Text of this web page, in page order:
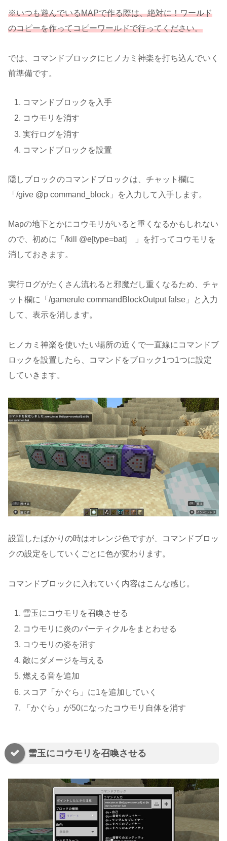
※いつも遊んでいるMAPで作る際は、絶対に！ワールド
のコピーを作ってコピーワールドで行ってください。
では、コマンドブロックにヒノカミ神楽を打ち込んでいく
前準備です。
コマンドブロックを入手
コウモリを消す
実行ログを消す
コマンドブロックを設置
隠しブロックのコマンドブロックは、チャット欄に
「/give @p command_block」を入力して入手します。
Mapの地下とかにコウモリがいると重くなるかもしれない
ので、初めに「/kill @e[type=bat] 」を打ってコウモリを
消しておきます。
実行ログがたくさん流れると邪魔だし重くなるため、チャ
ット欄に「/gamerule commandBlockOutput false」と入力
して、表示を消します。
ヒノカミ神楽を使いたい場所の近くで一直線にコマンドブ
ロックを設置したら、コマンドをブロック1つ1つに設定
していきます。
設置したばかりの時はオレンジ色ですが、コマンドブロッ
クの設定をしていくごとに色が変わります。
コマンドブロックに入れていく内容はこんな感じ。
雪玉にコウモリを召喚させる
コウモリに炎のパーティクルをまとわせる
コウモリの姿を消す
敵にダメージを与える
燃える音を追加
スコア「かぐら」に1を追加していく
「かぐら」が50になったコウモリ自体を消す
雪玉にコウモリを召喚させる